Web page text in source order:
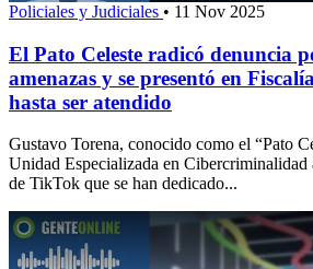
Policiales y Judiciales • 11 Nov 2025
El Pato Celeste radicó denuncia
amenazas y se presentó en
hasta ser atendido
Gustavo Torena, conocido como el “Pato
Unidad Especializada en Cibercriminalidad
de TikTok que se han dedicado...